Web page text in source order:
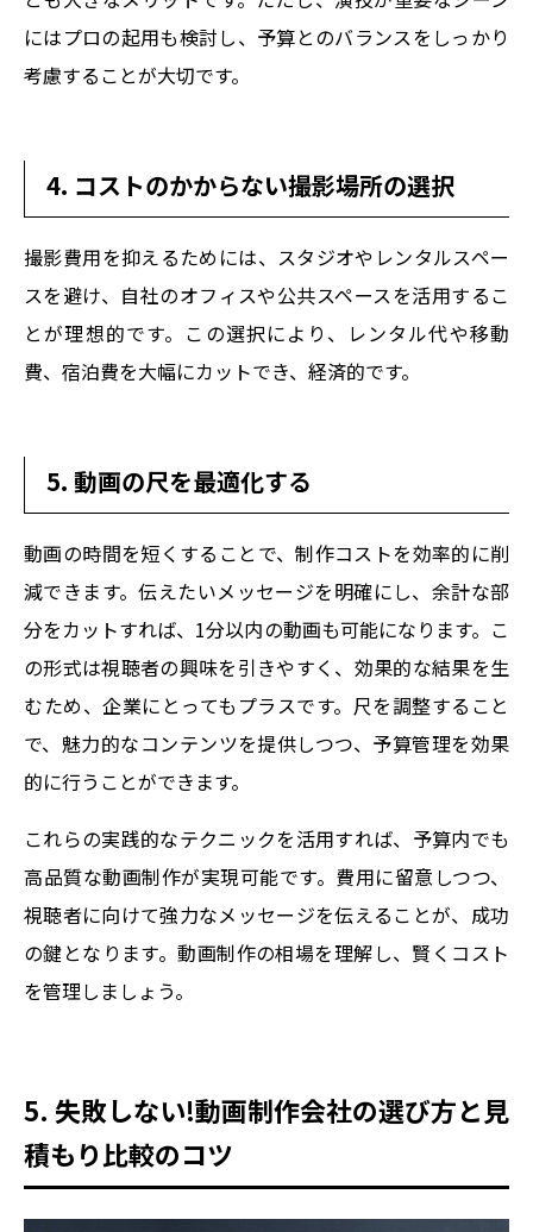
にはプロの起用も検討し、予算とのバランスをしっかり
考慮することが大切です。
4. コストのかからない撮影場所の選択
撮影費用を抑えるためには、スタジオやレンタルスペー
スを避け、自社のオフィスや公共スペースを活用するこ
とが理想的です。この選択により、レンタル代や移動
費、宿泊費を大幅にカットでき、経済的です。
5. 動画の尺を最適化する
動画の時間を短くすることで、制作コストを効率的に削
減できます。伝えたいメッセージを明確にし、余計な部
分をカットすれば、1分以内の動画も可能になります。こ
の形式は視聴者の興味を引きやすく、効果的な結果を生
むため、企業にとってもプラスです。尺を調整すること
で、魅力的なコンテンツを提供しつつ、予算管理を効果
的に行うことができます。
これらの実践的なテクニックを活用すれば、予算内でも
高品質な動画制作が実現可能です。費用に留意しつつ、
視聴者に向けて強力なメッセージを伝えることが、成功
の鍵となります。動画制作の相場を理解し、賢くコスト
を管理しましょう。
5. 失敗しない!動画制作会社の選び方と見
積もり比較のコツ